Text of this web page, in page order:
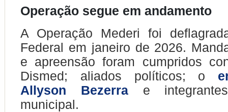
Operação segue em andamento
A Operação Mederi foi
Federal em janeiro de 2026.
e apreensão foram cumpridos
Dismed; aliados políticos; o
Allyson Bezerrae
municipal.